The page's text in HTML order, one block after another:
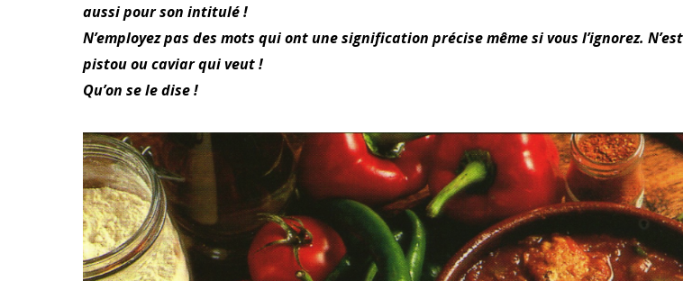
aussi pour son intitulé !
N’employez pas des mots qui ont une signification précise même si vous l’ignorez.
pistou ou caviar qui veut !
Qu’on se le dise !